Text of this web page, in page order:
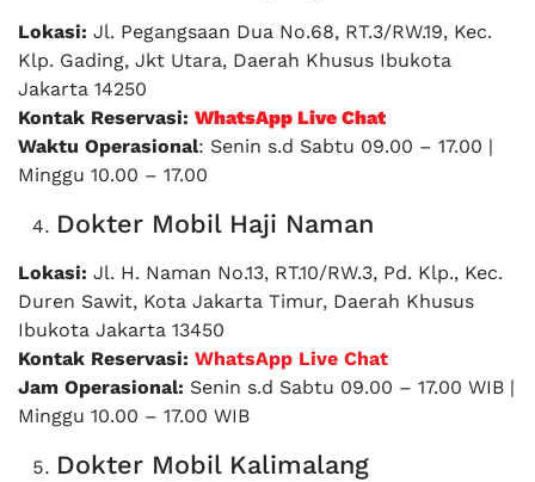
Lokasi: Jl. Pegangsaan Dua No.68, RT.3/RW.19, Kec.
Klp. Gading, Jkt Utara, Daerah Khusus Ibukota
Jakarta 14250
Kontak Reservasi: WhatsApp Live Chat
Waktu Operasional: Senin s.d Sabtu 09.00 – 17.00 |
Minggu 10.00 – 17.00
Dokter Mobil Haji Naman
Lokasi: Jl. H. Naman No.13, RT.10/RW.3, Pd. Klp., Kec.
Duren Sawit, Kota Jakarta Timur, Daerah Khusus
Ibukota Jakarta 13450
Kontak Reservasi: WhatsApp Live Chat
Jam Operasional: Senin s.d Sabtu 09.00 – 17.00 WIB |
Minggu 10.00 – 17.00 WIB
Dokter Mobil Kalimalang